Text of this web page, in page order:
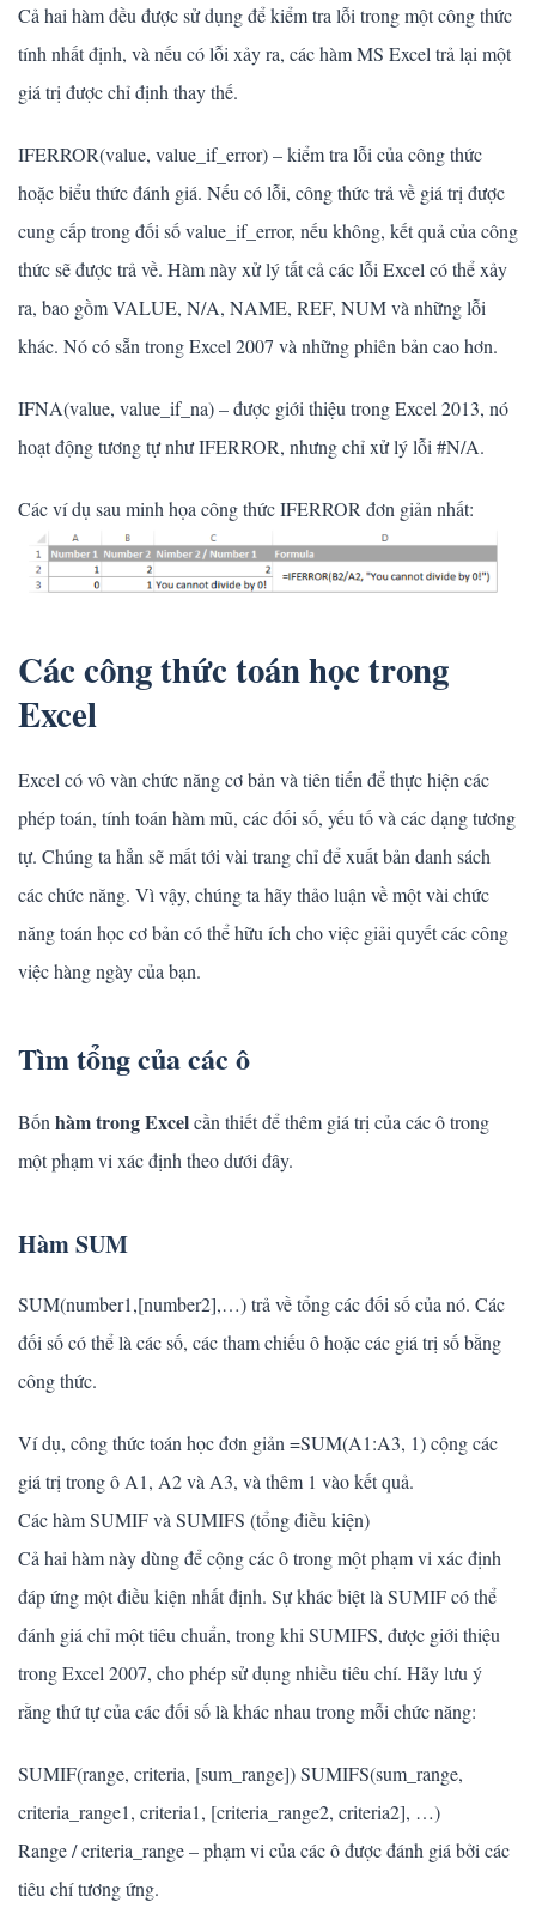
Cả hai hàm đều được sử dụng để kiểm tra lỗi trong một công thức
tính nhất định, và nếu có lỗi xảy ra, các hàm MS Excel trả lại một
giá trị được chỉ định thay thế.
IFERROR(value, value_if_error) – kiểm tra lỗi của công thức
hoặc biểu thức đánh giá. Nếu có lỗi, công thức trả về giá trị được
cung cấp trong đối số value_if_error, nếu không, kết quả của công
thức sẽ được trả về. Hàm này xử lý tất cả các lỗi Excel có thể xảy
ra, bao gồm VALUE, N/A, NAME, REF, NUM và những lỗi
khác. Nó có sẵn trong Excel 2007 và những phiên bản cao hơn.
IFNA(value, value_if_na) – được giới thiệu trong Excel 2013, nó
hoạt động tương tự như IFERROR, nhưng chỉ xử lý lỗi #N/A.
Các ví dụ sau minh họa công thức IFERROR đơn giản nhất:
Các công thức toán học trong
Excel
Excel có vô vàn chức năng cơ bản và tiên tiến để thực hiện các
phép toán, tính toán hàm mũ, các đối số, yếu tố và các dạng tương
tự. Chúng ta hẳn sẽ mất tới vài trang chỉ để xuất bản danh sách
các chức năng. Vì vậy, chúng ta hãy thảo luận về một vài chức
năng toán học cơ bản có thể hữu ích cho việc giải quyết các công
việc hàng ngày của bạn.
Tìm tổng của các ô
Bốnhàm trong Excelcần thiết để thêm giá trị của các ô trong
một phạm vi xác định theo dưới đây.
Hàm SUM
SUM(number1,[number2],…) trả về tổng các đối số của nó. Các
đối số có thể là các số, các tham chiếu ô hoặc các giá trị số bằng
công thức.
Ví dụ, công thức toán học đơn giản =SUM(A1:A3, 1) cộng các
giá trị trong ô A1, A2 và A3, và thêm 1 vào kết quả.
Các hàm SUMIF và SUMIFS (tổng điều kiện)
Cả hai hàm này dùng để cộng các ô trong một phạm vi xác định
đáp ứng một điều kiện nhất định. Sự khác biệt là SUMIF có thể
đánh giá chỉ một tiêu chuẩn, trong khi SUMIFS, được giới thiệu
trong Excel 2007, cho phép sử dụng nhiều tiêu chí. Hãy lưu ý
rằng thứ tự của các đối số là khác nhau trong mỗi chức năng:
SUMIF(range, criteria, [sum_range]) SUMIFS(sum_range,
criteria_range1, criteria1, [criteria_range2, criteria2], …)
Range / criteria_range – phạm vi của các ô được đánh giá bởi các
tiêu chí tương ứng.